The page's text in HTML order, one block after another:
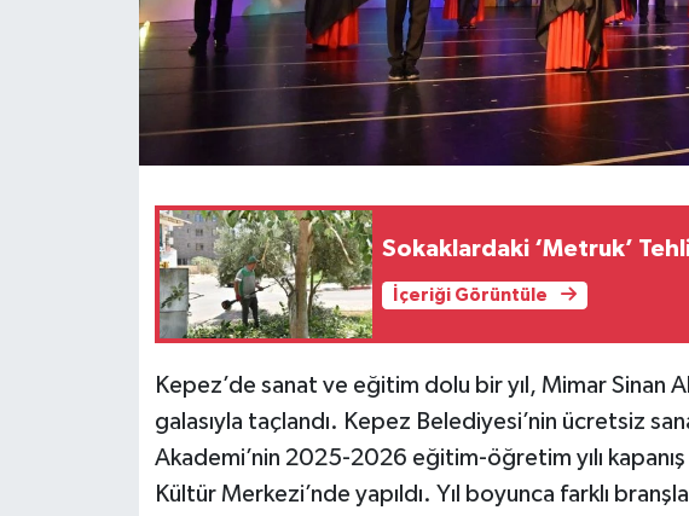
Sokaklardaki ‘Metruk’
İçeriği Görüntüle
Kepez’de sanat ve eğitim dolu bir yıl, Mimar Sinan
galasıyla taçlandı. Kepez Belediyesi’nin ücretsiz
Akademi’nin 2025-2026 eğitim-öğretim yılı
Kültür Merkezi’nde yapıldı. Yıl boyunca farklı